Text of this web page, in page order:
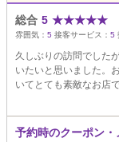
総合 5 ★★★★★
雰囲気： 5 接客サービス： 5
久しぶりの訪問でした
いたいと思いました。
いてとても素敵なお店
予約時のクーポン・